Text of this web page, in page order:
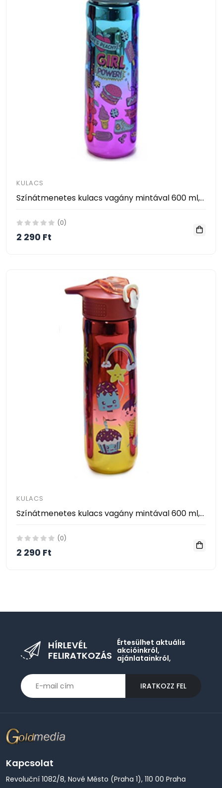
KULACS
Színátmenetes kulacs vagány mintával 600 ml, Rainbow 002
(0)
2 290 Ft
KULACS
Színátmenetes kulacs vagány mintával 600 ml, Rainbow 003
(0)
2 290 Ft
HÍRLEVÉL
FELIRATKOZÁS
Értesülhet aktuális
akcióinkról,
ajánlatainkról,
IRATKOZZ FEL
Kapcsolat
Revoluční 1082/8, Nové Město (Praha 1), 110 00 Praha